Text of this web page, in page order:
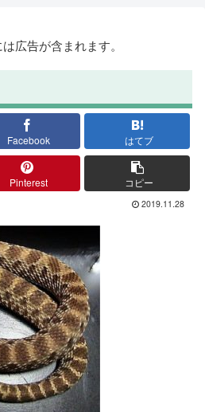
広告が含まれます。
Facebook はてブ
Pinterest コピー
2019.11.28